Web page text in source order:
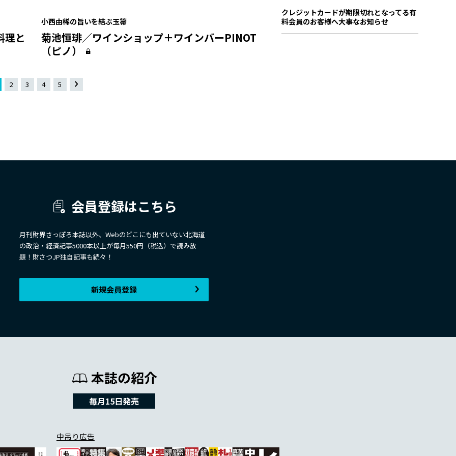
理と
小西由稀の旨いを結ぶ玉箒
菊池恒琲／ワインショップ＋ワインバーPINOT
（ピノ）
2 3 4 5 »
クレジットカードが期限切れとなってる有
料会員のお客様へ大事なお知らせ
会員登録はこちら
月刊財界さっぽろ本誌以外、Webのどこにも出ていない北海道
の政治・経済記事5000本以上が毎月550円（税込）で読み放
題！財さつJP独自記事も続々！
新規会員登録
本誌の紹介
毎月15日発売
中吊り広告